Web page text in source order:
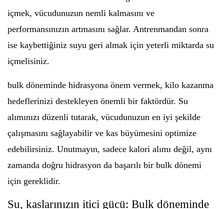
içmek, vücudunuzun nemli kalmasını ve
performansınızın artmasını sağlar. Antrenmandan sonra
ise kaybettiğiniz suyu geri almak için yeterli miktarda su
içmelisiniz.
bulk döneminde hidrasyona önem vermek, kilo kazanma
hedeflerinizi destekleyen önemli bir faktördür. Su
alımınızı düzenli tutarak, vücudunuzun en iyi şekilde
çalışmasını sağlayabilir ve kas büyümesini optimize
edebilirsiniz. Unutmayın, sadece kalori alımı değil, aynı
zamanda doğru hidrasyon da başarılı bir bulk dönemi
için gereklidir.
Su, kaslarınızın itici gücü: Bulk döneminde